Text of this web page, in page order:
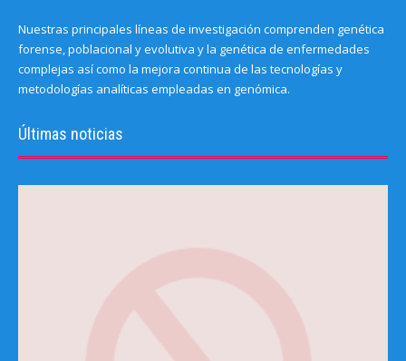
Nuestras principales líneas de investigación comprenden genética
forense, poblacional y evolutiva y la genética de enfermedades
complejas así como la mejora continua de las tecnologías y
metodologías analíticas empleadas en genómica.
Últimas noticias